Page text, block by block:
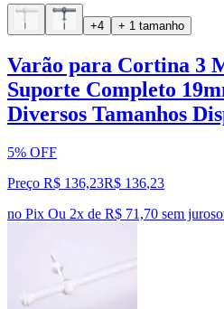
+4 + 1 tamanho
Varão para Cortina 3
Suporte Completo
Diversos Tamanhos
5% OFF
Preço R$ 136,23R$ 136,23
no Pix Ou 2x de R$ 71,70 sem juros